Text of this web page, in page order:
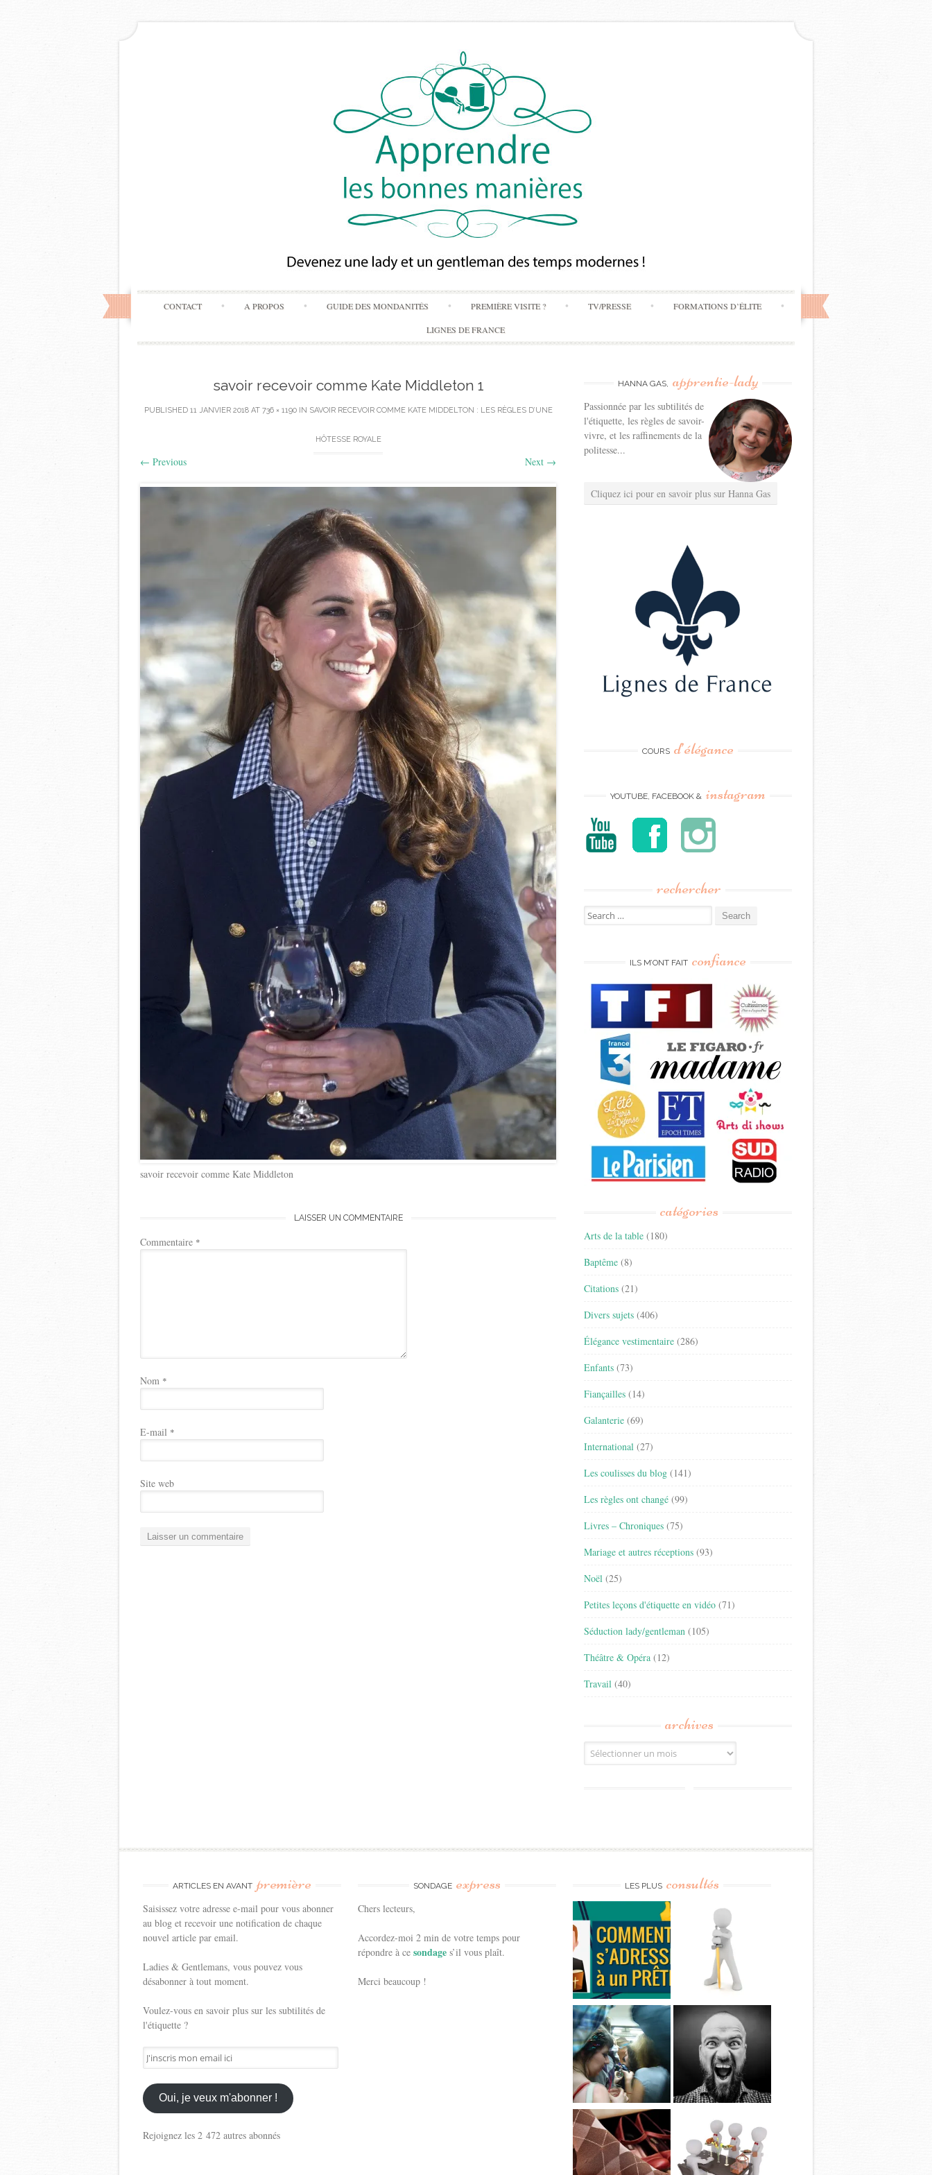
Skip
to
content
CONTACT A PROPOS GUIDE DES MONDANITÉS PREMIÈRE VISITE ? TV/PRESSE FORMATIONS D’ÉLITE
LIGNES DE FRANCE
savoir recevoir comme Kate Middleton 1
PUBLISHED 11 JANVIER 2018AT 736 × 1190IN SAVOIR RECEVOIR COMME KATE MIDDELTON : LES RÈGLES D’UNE
HÔTESSE ROYALE
← Previous Next →
savoir recevoir comme Kate Middleton
LAISSER UN COMMENTAIRE
Commentaire *
Nom *
E-mail *
Site web
HANNA GAS, apprentie-lady
Passionnée par les subtilités de
l'étiquette, les règles de savoir-
vivre, et les raffinements de la
politesse...
Cliquez ici pour en savoir plus sur Hanna Gas
COURS d’élégance
YOUTUBE, FACEBOOK & instagram
rechercher
Search
for:
ILS M’ONT FAIT confiance
catégories
Arts de la table (180)
Baptême (8)
Citations (21)
Divers sujets (406)
Élégance vestimentaire (286)
Enfants (73)
Fiançailles (14)
Galanterie (69)
International (27)
Les coulisses du blog (141)
Les règles ont changé (99)
Livres – Chroniques (75)
Mariage et autres réceptions (93)
Noël (25)
Petites leçons d'étiquette en vidéo (71)
Séduction lady/gentleman (105)
Théâtre & Opéra (12)
Travail (40)
archives
Archives
ARTICLES EN AVANT première
Saisissez votre adresse e-mail pour vous abonner
au blog et recevoir une notification de chaque
nouvel article par email.
Ladies & Gentlemans, vous pouvez vous
désabonner à tout moment.
Voulez-vous en savoir plus sur les subtilités de
l'étiquette ?
J'inscris
mon
email
ici
Oui, je veux m'abonner !
Rejoignez les 2 472 autres abonnés
SONDAGE express
Chers lecteurs,
Accordez-moi 2 min de votre temps pour
répondre à cesondages’il vous plaît.
Merci beaucoup !
LES PLUS consultés